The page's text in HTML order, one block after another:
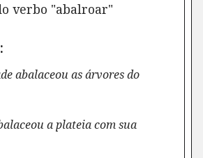
verbo "abalroar"
abalaceou as árvores do
a plateia com sua